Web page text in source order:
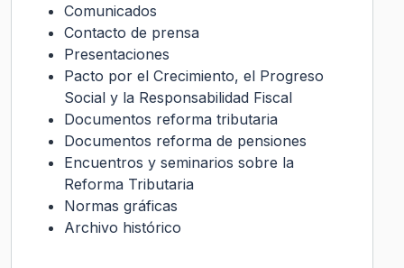
Comunicados
Contacto de prensa
Presentaciones
Pacto por el Crecimiento, el Progreso
Social y la Responsabilidad Fiscal
Documentos reforma tributaria
Documentos reforma de pensiones
Encuentros y seminarios sobre la
Reforma Tributaria
Normas gráficas
Archivo histórico